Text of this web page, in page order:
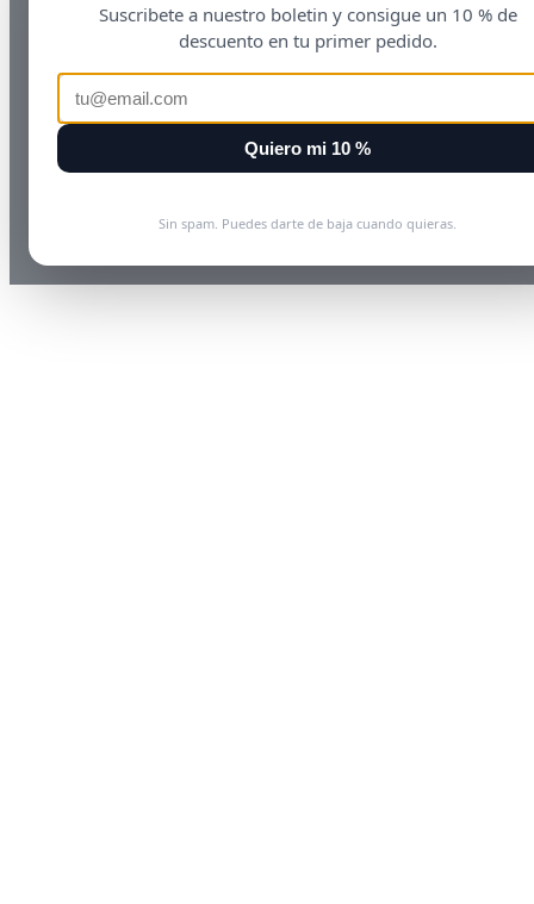
Suscribete a nuestro boletin y consigue un 10 % de
descuento en tu primer pedido.
Quiero mi 10 %
Sin spam. Puedes darte de baja cuando quieras.